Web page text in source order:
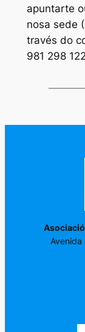
apuntarte
nosa sede
través do
981 298
Avenida